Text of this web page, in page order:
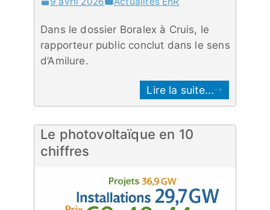
Dans le dossier Boralex à Cruis, le
rapporteur public conclut dans le sens
d’Amilure.
Lire la suite...
Le photovoltaïque en 10
chiffres